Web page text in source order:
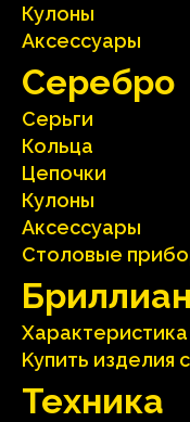
Кулоны
Аксесcуары
Серебрo
Серьги
Кольца
Цепочки
Кулоны
Аксесcуары
Столовые
Kупить изделия
Техника